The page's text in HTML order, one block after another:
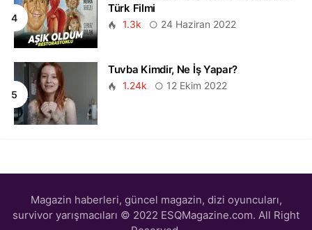
Türk Filmi
1.3k 24 Haziran 2022
Tuvba Kimdir, Ne İş Yapar?
1.24k 12 Ekim 2022
Magazin haberleri, güncel magazin, dizi oyuncuları,
survivor yarışmacıları © 2022 ESQMagazine.com. All Right